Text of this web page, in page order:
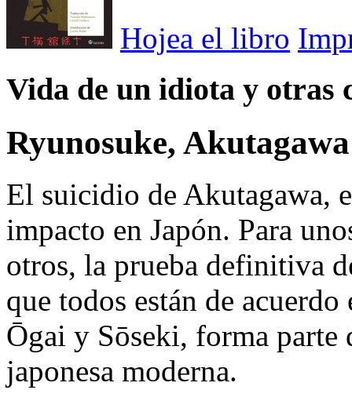
Hojea el libro
Vida de un idiota y otras
Ryunosuke, Akutagawa
El suicidio de Akutagawa,
impacto en Japón. Para
otros, la prueba definitiva
que todos están de
Ōgai y Sōseki, forma
japonesa moderna.